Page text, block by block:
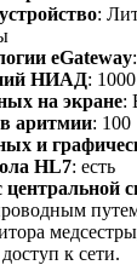
:
eGateway
НИАД: 1000
на экране:
аритмии: 100
и
HL7: есть
центральной
к сети.